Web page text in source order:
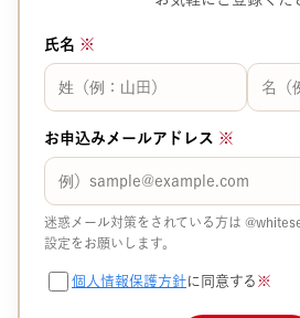
氏名 ※
お申込みメールアドレス ※
迷惑メール対策をされている方は
設定をお願いします。
個人情報保護方針に同意する ※